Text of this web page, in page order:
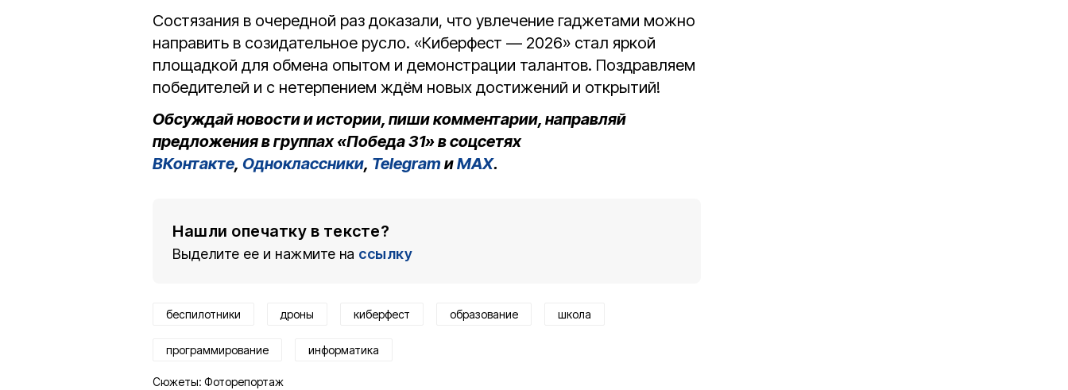
Состязания в очередной раз доказали, что увлечение гаджетами можно
направить в созидательное русло. «Киберфест — 2026» стал яркой
площадкой для обмена опытом и демонстрации талантов. Поздравляем
победителей и с нетерпением ждём новых достижений и открытий!
Обсуждай новости и истории, пиши комментарии, направляй
предложения в группах «Победа 31» в соцсетях
ВКонтакте, Одноклассники, Telegram иMAX.
Нашли опечатку в тексте?
Выделите ее и нажмите на ссылку
беспилотники дроны киберфест образование школа
программирование информатика
Сюжеты: Фоторепортаж